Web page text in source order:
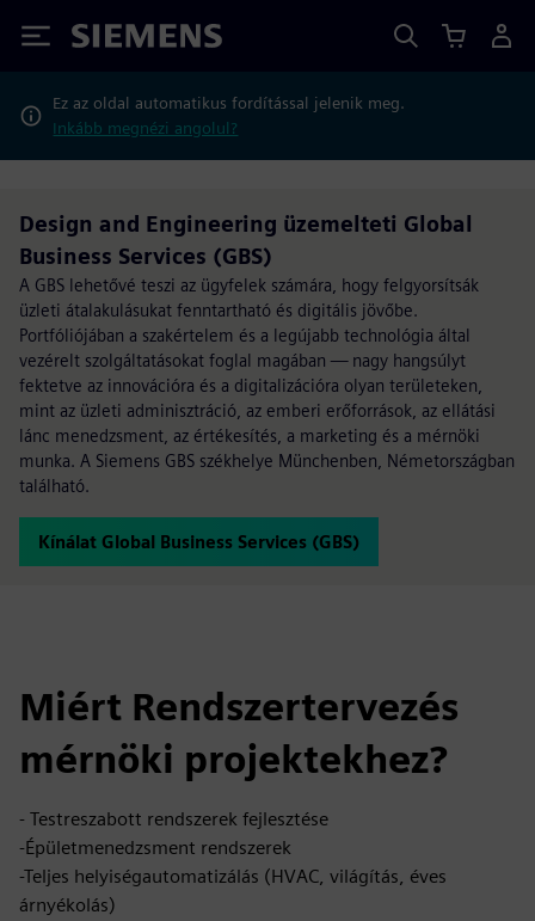
Siemens
Ez az oldal automatikus fordítással jelenik meg.
Inkább megnézi angolul?
Design and Engineering üzemelteti Global
Business Services (GBS)
A GBS lehetővé teszi az ügyfelek számára, hogy felgyorsítsák
üzleti átalakulásukat fenntartható és digitális jövőbe.
Portfóliójában a szakértelem és a legújabb technológia által
vezérelt szolgáltatásokat foglal magában — nagy hangsúlyt
fektetve az innovációra és a digitalizációra olyan területeken,
mint az üzleti adminisztráció, az emberi erőforrások, az ellátási
lánc menedzsment, az értékesítés, a marketing és a mérnöki
munka. A Siemens GBS székhelye Münchenben, Németországban
található.
Kínálat Global Business Services (GBS)
Miért Rendszertervezés
mérnöki projektekhez?
- Testreszabott rendszerek fejlesztése
-Épületmenedzsment rendszerek
-Teljes helyiségautomatizálás (HVAC, világítás, éves
árnyékolás)